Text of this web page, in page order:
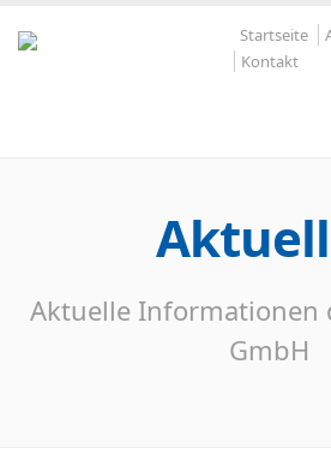
Startseite
Kontakt
Aktuelle Informationen
GmbH